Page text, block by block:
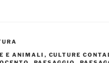
E ANIMALI , CULTURE